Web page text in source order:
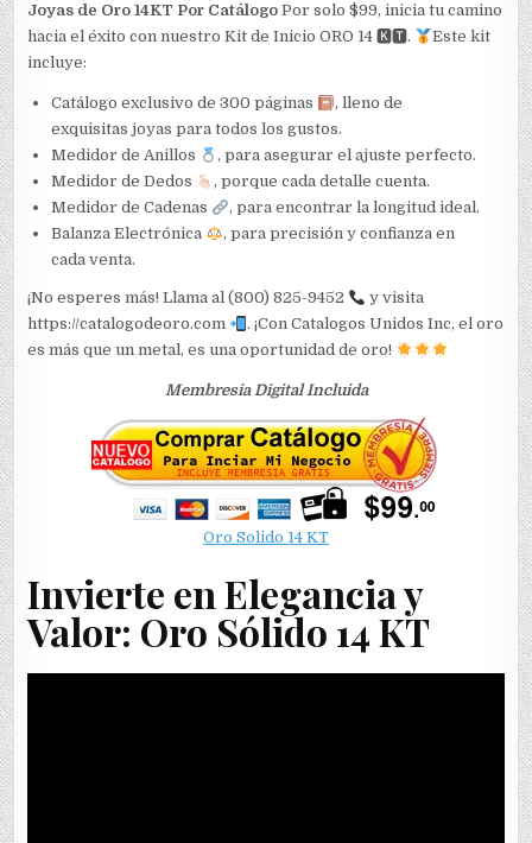
Joyas de Oro 14KT Por Catálogo Por solo $99, inicia tu camino
hacia el éxito con nuestro Kit de Inicio ORO 14 🅺🆃.
Este kit
incluye:
Catálogo exclusivo de 300 páginas
, lleno de
exquisitas joyas para todos los gustos.
Medidor de Anillos
, para asegurar el ajuste perfecto.
Medidor de Dedos
, porque cada detalle cuenta.
Medidor de Cadenas
, para encontrar la longitud ideal.
Balanza Electrónica
, para precisión y confianza en
cada venta.
¡No esperes más! Llama al (800) 825-9452
y visita
https://catalogodeoro.com
. ¡Con Catalogos Unidos Inc, el oro
es más que un metal, es una oportunidad de oro!
Membresia Digital Incluida
Oro Solido 14 KT
Invierte en Elegancia y
Valor: Oro Sólido 14 KT